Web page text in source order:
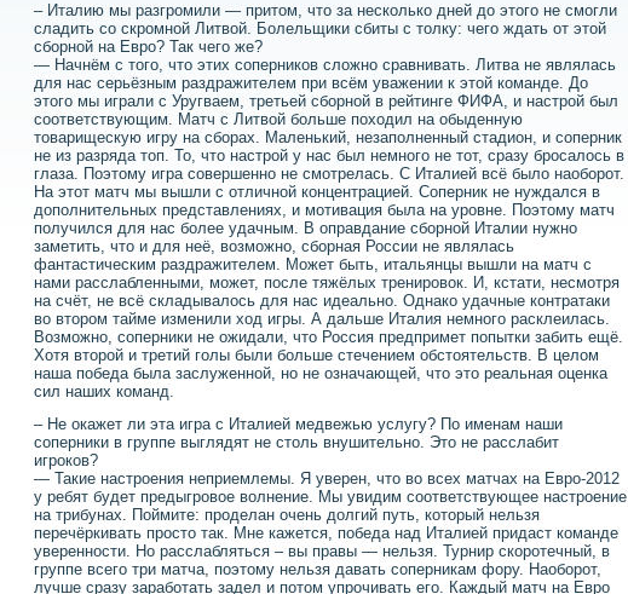
– Италию мы разгромили — притом, что за несколько дней до этого не смогли
сладить со скромной Литвой. Болельщики сбиты с толку: чего ждать от этой
сборной на Евро? Так чего же?
— Начнём с того, что этих соперников сложно сравнивать. Литва не являлась
для нас серьёзным раздражителем при всём уважении к этой команде. До
этого мы играли с Уругваем, третьей сборной в рейтинге ФИФА, и настрой был
соответствующим. Матч с Литвой больше походил на обыденную
товарищескую игру на сборах. Маленький, незаполненный стадион, и соперник
не из разряда топ. То, что настрой у нас был немного не тот, сразу бросалось в
глаза. Поэтому игра совершенно не смотрелась. С Италией всё было наоборот.
На этот матч мы вышли с отличной концентрацией. Соперник не нуждался в
дополнительных представлениях, и мотивация была на уровне. Поэтому матч
получился для нас более удачным. В оправдание сборной Италии нужно
заметить, что и для неё, возможно, сборная России не являлась
фантастическим раздражителем. Может быть, итальянцы вышли на матч с
нами расслабленными, может, после тяжёлых тренировок. И, кстати, несмотря
на счёт, не всё складывалось для нас идеально. Однако удачные контратаки
во втором тайме изменили ход игры. А дальше Италия немного расклеилась.
Возможно, соперники не ожидали, что Россия предпримет попытки забить ещё.
Хотя второй и третий голы были больше стечением обстоятельств. В целом
наша победа была заслуженной, но не означающей, что это реальная оценка
сил наших команд.
– Не окажет ли эта игра с Италией медвежью услугу? По именам наши
соперники в группе выглядят не столь внушительно. Это не расслабит
игроков?
— Такие настроения неприемлемы. Я уверен, что во всех матчах на Евро-2012
у ребят будет предыгровое волнение. Мы увидим соответствующее настроение
на трибунах. Поймите: проделан очень долгий путь, который нельзя
перечёркивать просто так. Мне кажется, победа над Италией придаст команде
уверенности. Но расслабляться – вы правы — нельзя. Турнир скоротечный, в
группе всего три матча, поэтому нельзя давать соперникам фору. Наоборот,
лучше сразу заработать задел и потом упрочивать его. Каждый матч на Евро